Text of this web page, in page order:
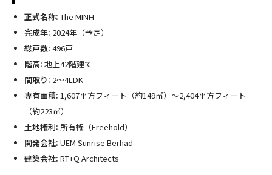
正式名称: The MINH
完成年: 2024年（予定）
総戸数: 496戸
階高: 地上42階建て
間取り: 2～4LDK
専有面積: 1,607平方フィート（約149㎡）～2,404平方フィート
（約223㎡）
土地権利: 所有権（Freehold）
開発会社: UEM Sunrise Berhad
建築会社: RT+Q Architects